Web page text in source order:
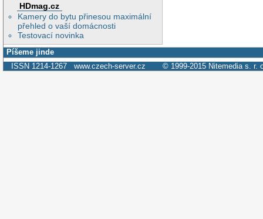
HDmag.cz
Kamery do bytu přinesou maximální
přehled o vaší domácnosti
Testovací novinka
Píšeme jinde
ISSN 1214-1267 www.czech-server.cz © 1999-2015 Nitemedia s. r.